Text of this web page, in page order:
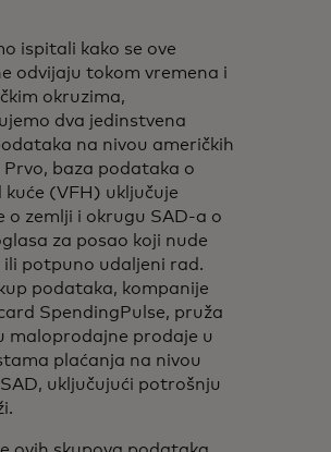
ispitali kako se ove
odvijaju tokom vremena i
okruzima,
dva jedinstvena
na nivou američkih
Prvo, baza podataka o
kuće (VFH) uključuje
o zemlji i okrugu SAD-a o
za posao koji nude
ili potpuno udaljeni rad.
podataka, kompanije
SpendingPulse, pruža
maloprodajne prodaje u
plaćanja na nivou
uključujući potrošnju